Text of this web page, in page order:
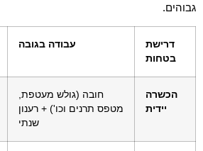
גבוהים.
דרישת
בטחות
עבודה בגובה
הכשרה
יידית
חובה (גולש מעטפת,
מטפס תרנים וכו') + רענון
שנתי